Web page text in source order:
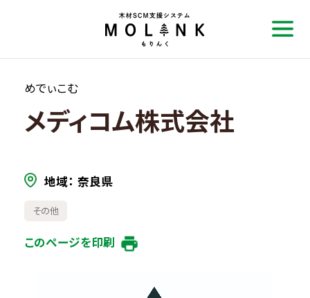
めでぃこむ
メディコム株式会社
地域 奈良県
その他
このページを印刷